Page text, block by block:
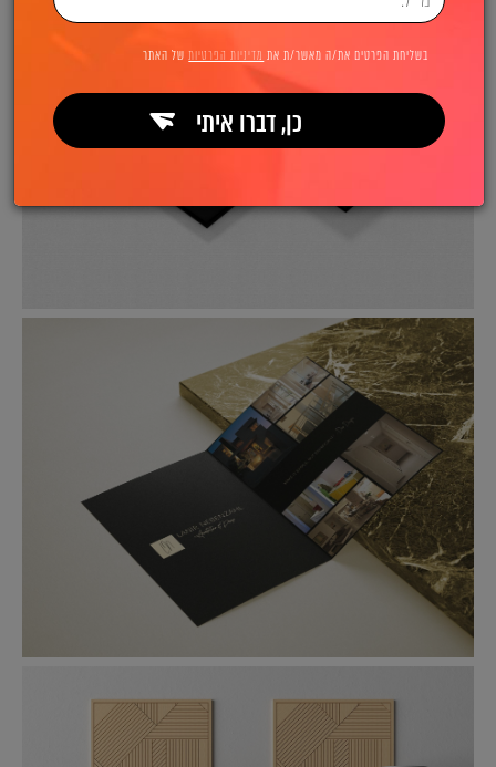
בשליחת הפרטים את/ה מאשר/ת את מדיניות הפרטיותשל האתר
כן, דברו איתי